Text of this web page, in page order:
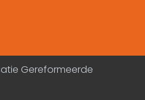
Gereformeerde